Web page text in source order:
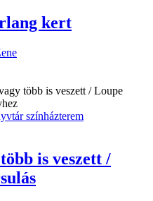
kert
színházterem
is veszett /